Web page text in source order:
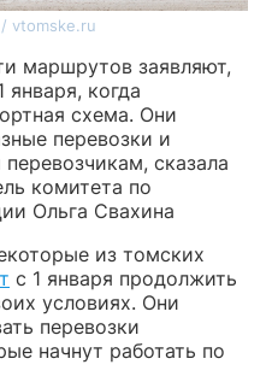
vtomske.ru
маршрутов заявляют,
когда
схема. Они
перевозки и
сказала
комитета по
Ольга Свахина
из томских
с 1 января продолжить
условиях. Они
перевозки
начнут работать по